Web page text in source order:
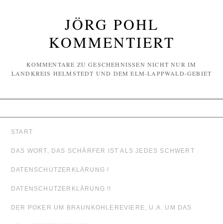
JÖRG POHL
KOMMENTIERT
KOMMENTARE ZU GESCHEHNISSEN NICHT NUR IM
LANDKREIS HELMSTEDT UND DEM ELM-LAPPWALD-GEBIET
START
DAS WORT, DAS SCHÄRFER IST ALS JEDES SCHWERT
DATENSCHUTZERKLÄRUNG !
DATENSCHUTZERKLÄRUNG !!
DER POKER UM BRAUNKOHLEREVIERE, U.A. UM DAS